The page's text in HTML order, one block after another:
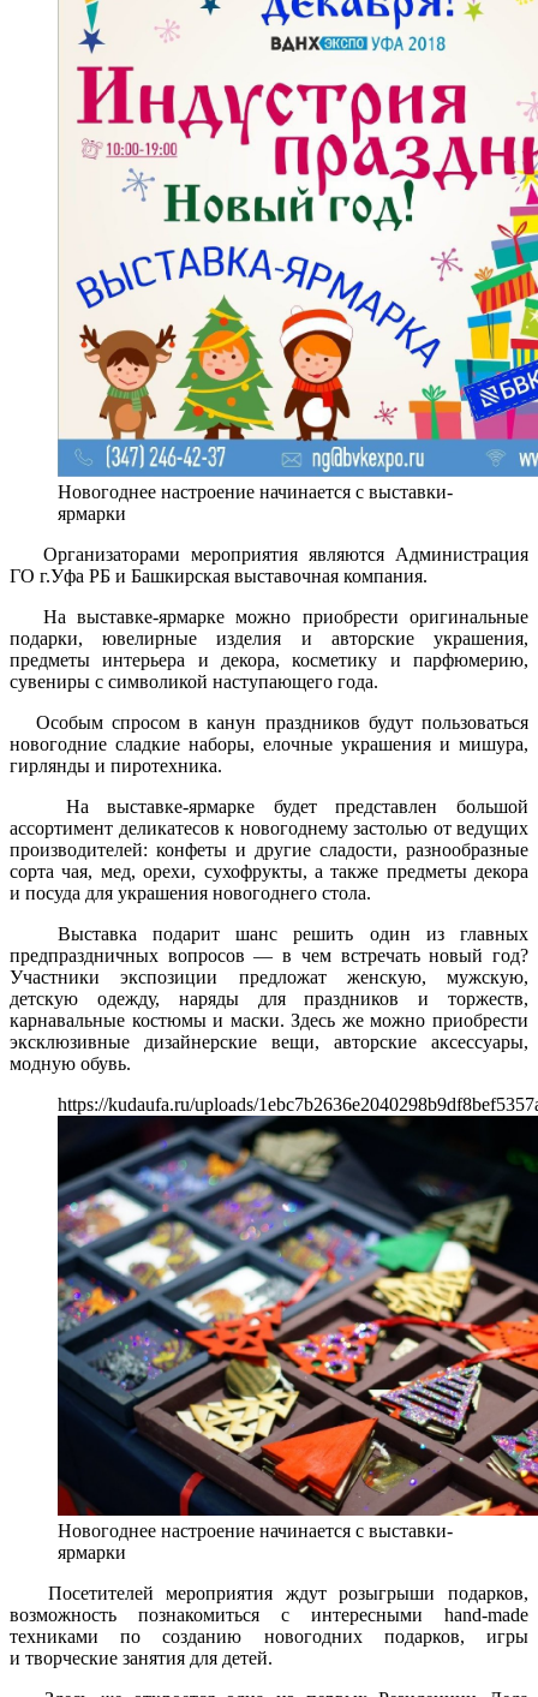
Новогоднее настроение начинается с выставки-
ярмарки
Организаторами мероприятия являются Администрация
ГО г.Уфа РБ и Башкирская выставочная компания.
На выставке-ярмарке можно приобрести оригинальные
подарки, ювелирные изделия и авторские украшения,
предметы интерьера и декора, косметику и парфюмерию,
сувениры с символикой наступающего года.
Особым спросом в канун праздников будут пользоваться
новогодние сладкие наборы, елочные украшения и мишура,
гирлянды и пиротехника.
На выставке-ярмарке будет представлен большой
ассортимент деликатесов к новогоднему застолью от ведущих
производителей: конфеты и другие сладости, разнообразные
сорта чая, мед, орехи, сухофрукты, а также предметы декора
и посуда для украшения новогоднего стола.
Выставка подарит шанс решить один из главных
предпраздничных вопросов — в чем встречать новый год?
Участники экспозиции предложат женскую, мужскую,
детскую одежду, наряды для праздников и торжеств,
карнавальные костюмы и маски. Здесь же можно приобрести
эксклюзивные дизайнерские вещи, авторские аксессуары,
модную обувь.
https://kudaufa.ru/uploads/
Новогоднее настроение начинается с выставки-
ярмарки
Посетителей мероприятия ждут розыгрыши подарков,
возможность познакомиться с интересными hand-made
техниками по созданию новогодних подарков, игры
и творческие занятия для детей.